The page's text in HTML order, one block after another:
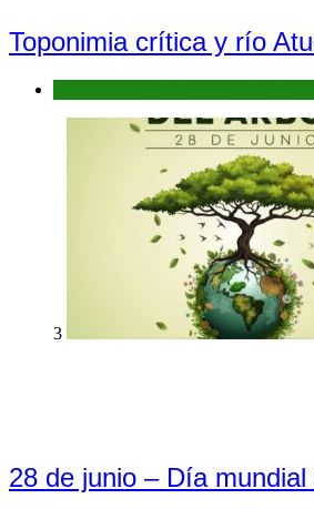
Toponimia crítica y río
3
28 de junio – Día mundial